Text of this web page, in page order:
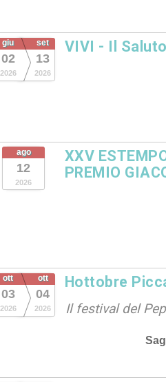
giu
02
2026
set
13
2026
VIVI - Il
ago
12
2026
XXV
PREMIO
ott
03
2026
ott
04
2026
Hottobre
Il festival del